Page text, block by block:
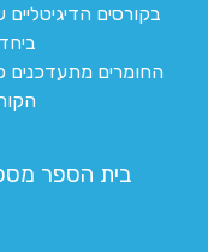
בקורסים
החומרים
בית הספר